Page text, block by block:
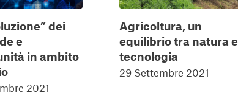
dei
e
in ambito
2021
Agricoltura, un
equilibrio tra natura e
tecnologia
29 Settembre 2021